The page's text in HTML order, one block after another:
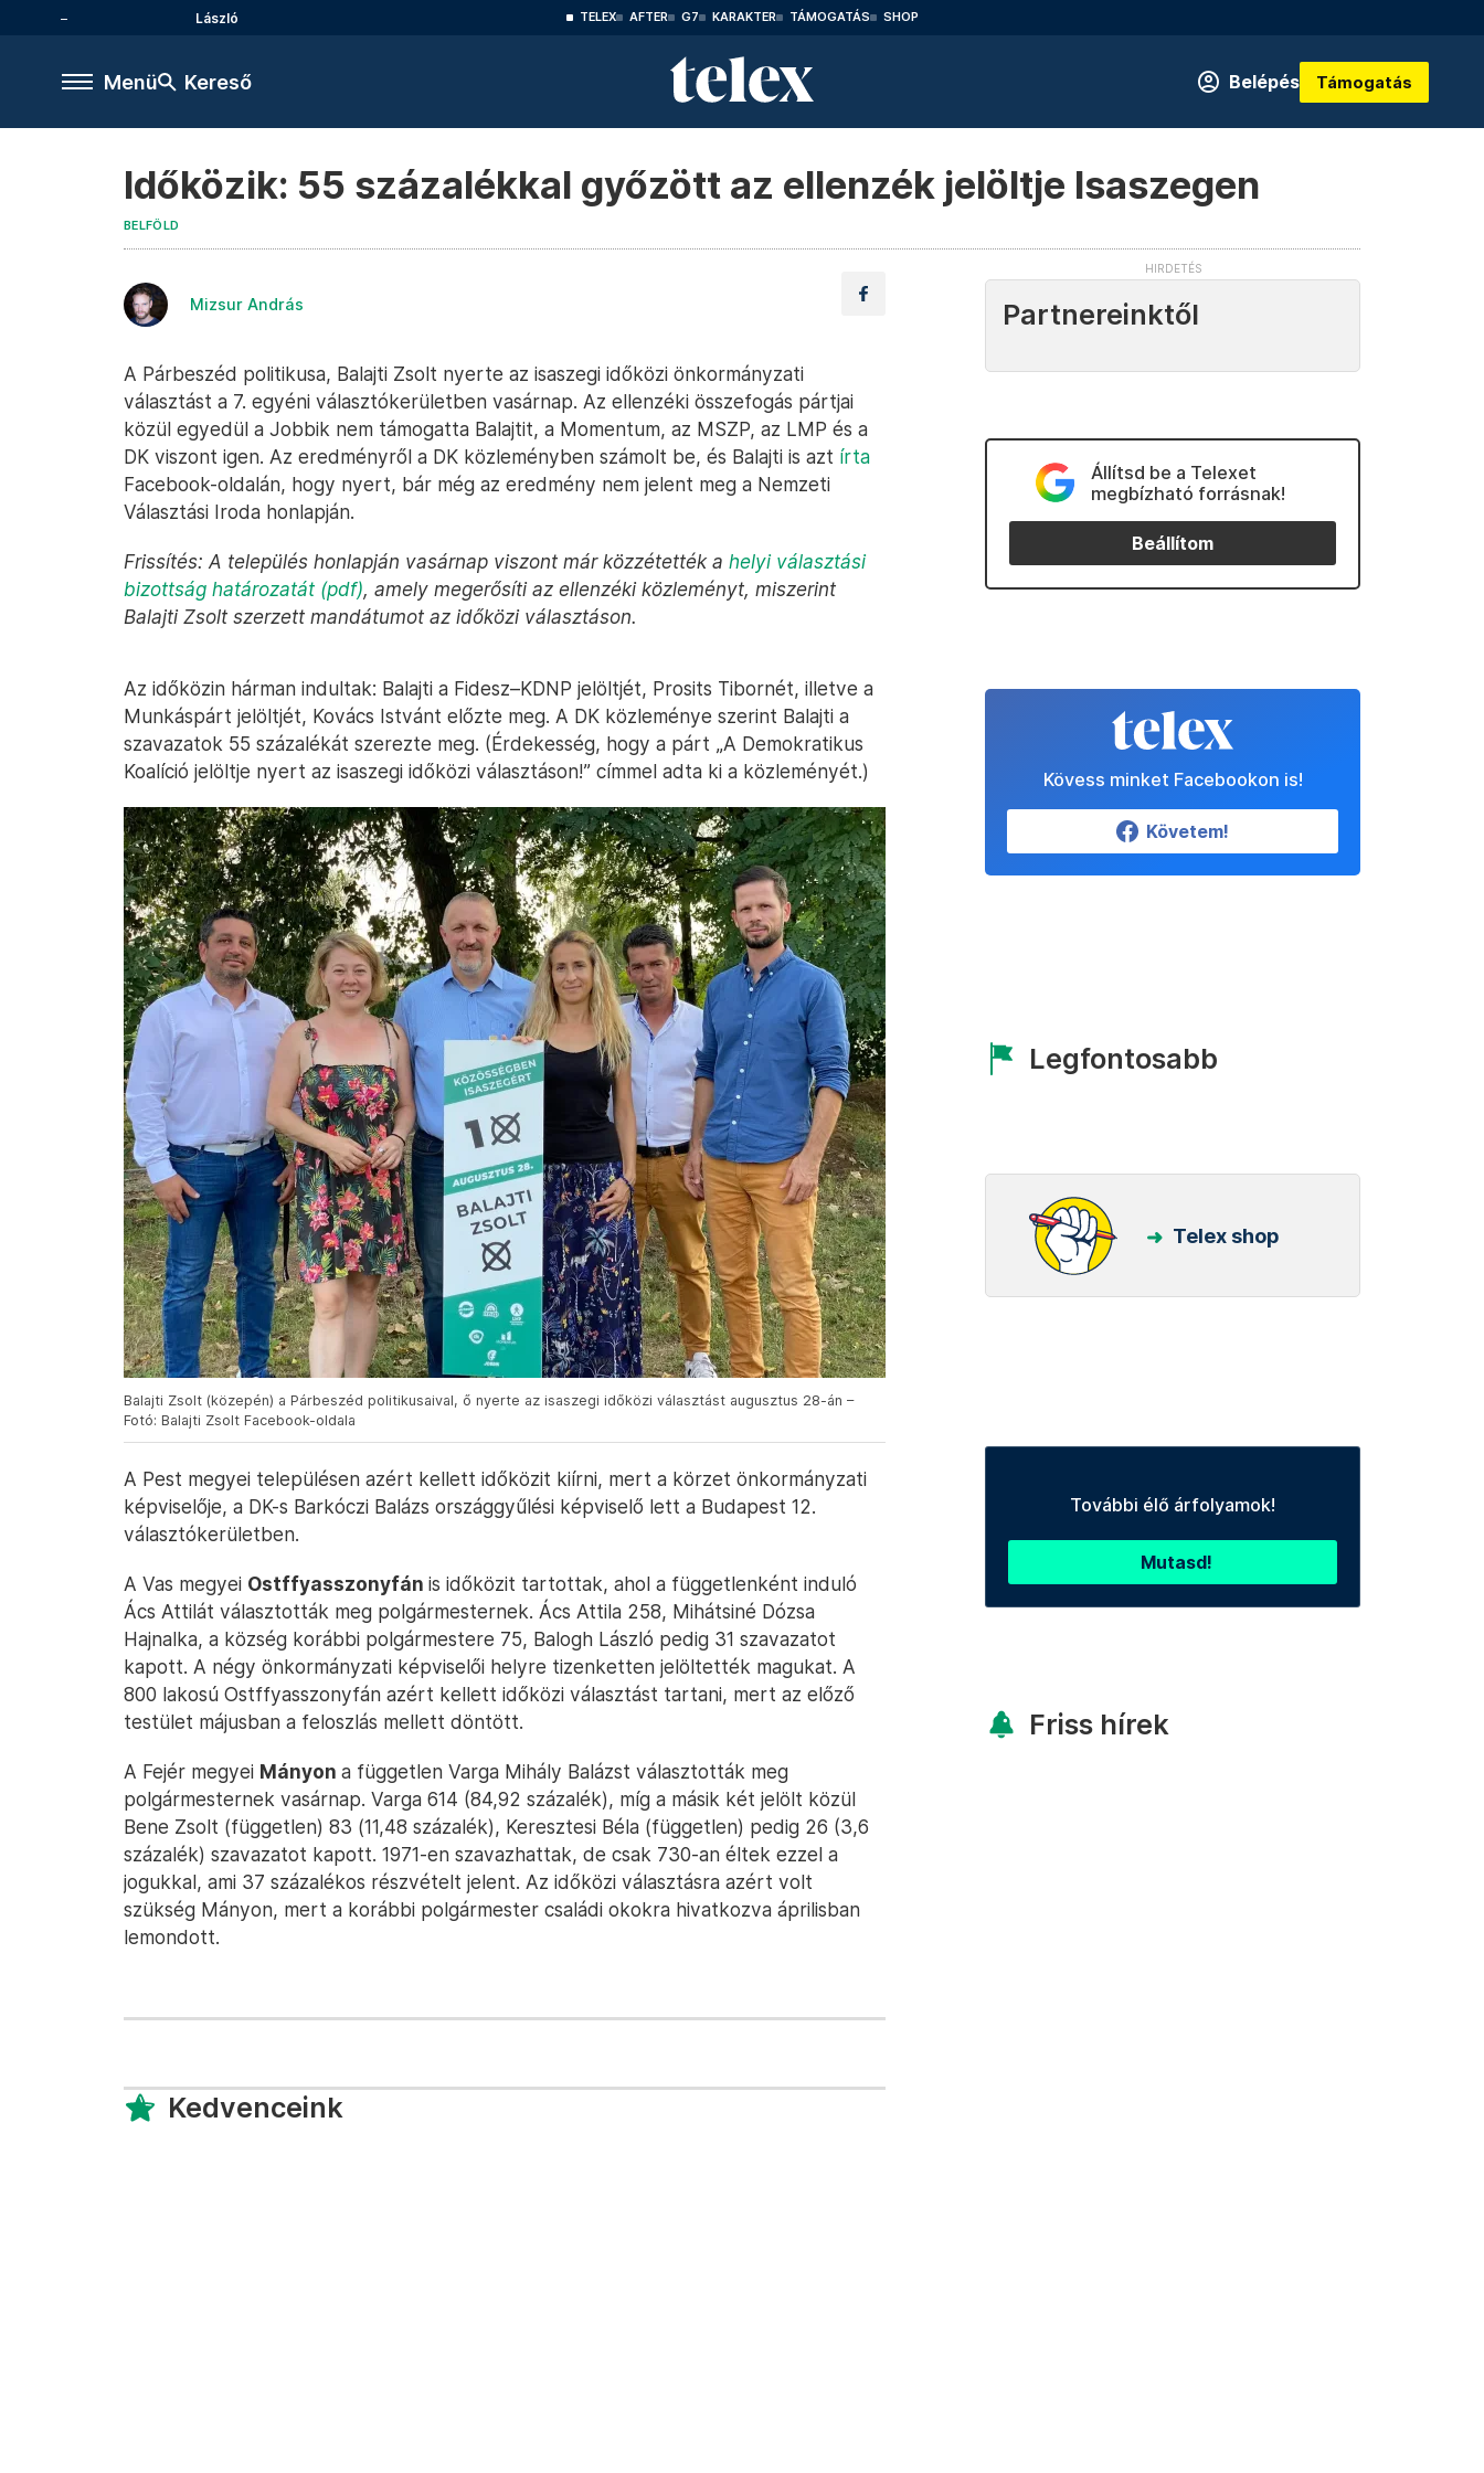
László TELEX AFTER G7 KARAKTER TÁMOGATÁS SHOP
Menü Kereső Belépés Támogatás
Időközik: 55 százalékkal győzött az ellenzék jelöltje Isaszegen
BELFÖLD
Mizsur András
A Párbeszéd politikusa, Balajti Zsolt nyerte az isaszegi időközi önkormányzati
választást a 7. egyéni választókerületben vasárnap. Az ellenzéki összefogás pártjai
közül egyedül a Jobbik nem támogatta Balajtit, a Momentum, az MSZP, az LMP és a
DK viszont igen. Az eredményről a DK közleményben számolt be, és Balajti is azt írta
Facebook-oldalán, hogy nyert, bár még az eredmény nem jelent meg a Nemzeti
Választási Iroda honlapján.
Frissítés: A település honlapján vasárnap viszont már közzétették a helyi választási
bizottság határozatát (pdf), amely megerősíti az ellenzéki közleményt, miszerint
Balajti Zsolt szerzett mandátumot az időközi választáson.
Az időközin hárman indultak: Balajti a Fidesz–KDNP jelöltjét, Prosits Tibornét, illetve a
Munkáspárt jelöltjét, Kovács Istvánt előzte meg. A DK közleménye szerint Balajti a
szavazatok 55 százalékát szerezte meg. (Érdekesség, hogy a párt „A Demokratikus
Koalíció jelöltje nyert az isaszegi időközi választáson!” címmel adta ki a közleményét.)
Balajti Zsolt (közepén) a Párbeszéd politikusaival, ő nyerte az isaszegi időközi választást augusztus 28-án –
Fotó: Balajti Zsolt Facebook-oldala
A Pest megyei településen azért kellett időközit kiírni, mert a körzet önkormányzati
képviselője, a DK-s Barkóczi Balázs országgyűlési képviselő lett a Budapest 12.
választókerületben.
A Vas megyei Ostffyasszonyfán is időközit tartottak, ahol a függetlenként induló
Ács Attilát választották meg polgármesternek. Ács Attila 258, Mihátsiné Dózsa
Hajnalka, a község korábbi polgármestere 75, Balogh László pedig 31 szavazatot
kapott. A négy önkormányzati képviselői helyre tizenketten jelöltették magukat. A
800 lakosú Ostffyasszonyfán azért kellett időközi választást tartani, mert az előző
testület májusban a feloszlás mellett döntött.
A Fejér megyei Mányon a független Varga Mihály Balázst választották meg
polgármesternek vasárnap. Varga 614 (84,92 százalék), míg a másik két jelölt közül
Bene Zsolt (független) 83 (11,48 százalék), Keresztesi Béla (független) pedig 26 (3,6
százalék) szavazatot kapott. 1971-en szavazhattak, de csak 730-an éltek ezzel a
jogukkal, ami 37 százalékos részvételt jelent. Az időközi választásra azért volt
szükség Mányon, mert a korábbi polgármester családi okokra hivatkozva áprilisban
lemondott.
Kedvenceink
Partnereinktől
Állítsd be a Telexet
megbízható forrásnak!
Beállítom
Kövess minket Facebookon is!
Követem!
Legfontosabb
Telex shop
További élő árfolyamok!
Mutasd!
Friss hírek